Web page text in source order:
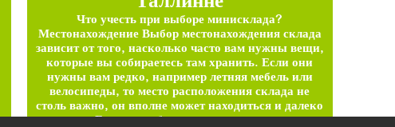
Что учесть при выборе минисклада?
Местонахождение Выбор местонахождения склада
зависит от того, насколько часто вам нужны вещи,
которые вы собираетесь там хранить. Если они
нужны вам редко, например летняя мебель или
велосипеды, то место расположения склада не
столь важно, он вполне может находиться и далеко
от дома. Если вы собираетесь хранить на складе